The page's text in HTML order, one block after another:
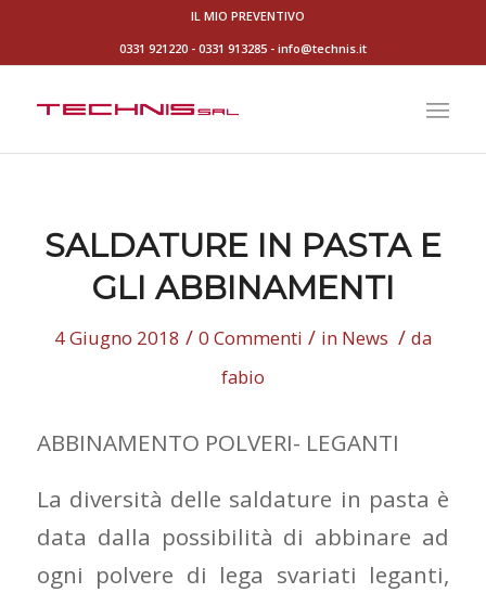
IL MIO PREVENTIVO
0331 921220- 0331 913285- info@technis.it
SALDATURE IN PASTA E
GLI ABBINAMENTI
4 Giugno 2018 / 0 Commenti / in News / da
fabio
ABBINAMENTO POLVERI- LEGANTI
La diversità delle saldature in pasta è
data dalla possibilità di abbinare ad
ogni polvere di lega svariati leganti,